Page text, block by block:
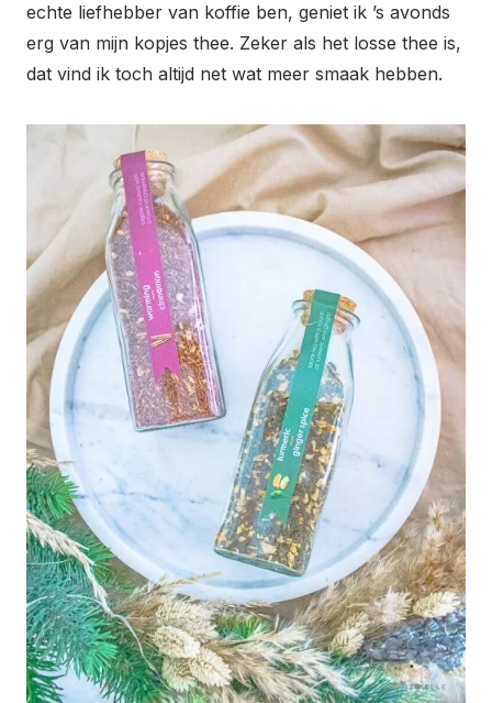
echte liefhebber van koffie ben, geniet ik ’s avonds
erg van mijn kopjes thee. Zeker als het losse thee is,
dat vind ik toch altijd net wat meer smaak hebben.